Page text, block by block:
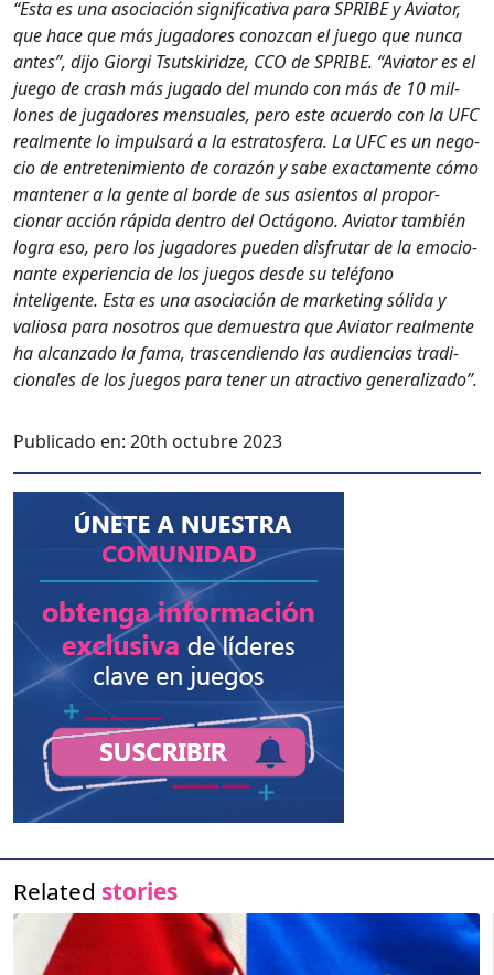
“Esta es una aso­ciación sig­ni­fica­ti­va para SPRIBE y Avi­a­tor,
que hace que más jugadores conoz­can el juego que nun­ca
antes”, dijo Gior­gi Tsut­skiridze, CCO de SPRIBE. “Avi­a­tor es el
juego de crash más juga­do del mun­do con más de 10 mil­
lones de jugadores men­su­ales, pero este acuer­do con la UFC
real­mente lo impul­sará a la estratos­fera. La UFC es un nego­
cio de entreten­imien­to de corazón y sabe exac­ta­mente cómo
man­ten­er a la gente al bor­de de sus asien­tos al pro­por­
cionar acción ráp­i­da den­tro del Octá­gono. Avi­a­tor tam­bién
logra eso, pero los jugadores pueden dis­fru­tar de la emo­cio­
nante expe­ri­en­cia de los jue­gos des­de su telé­fono
inteligente. Esta es una aso­ciación de mar­ket­ing sól­i­da y
valiosa para nosotros que demues­tra que Avi­a­tor real­mente
ha alcan­za­do la fama, trascen­di­en­do las audi­en­cias tradi­
cionales de los jue­gos para ten­er un atrac­ti­vo gen­er­al­iza­do”.
Publicado en: 20th octubre 2023
Related stories